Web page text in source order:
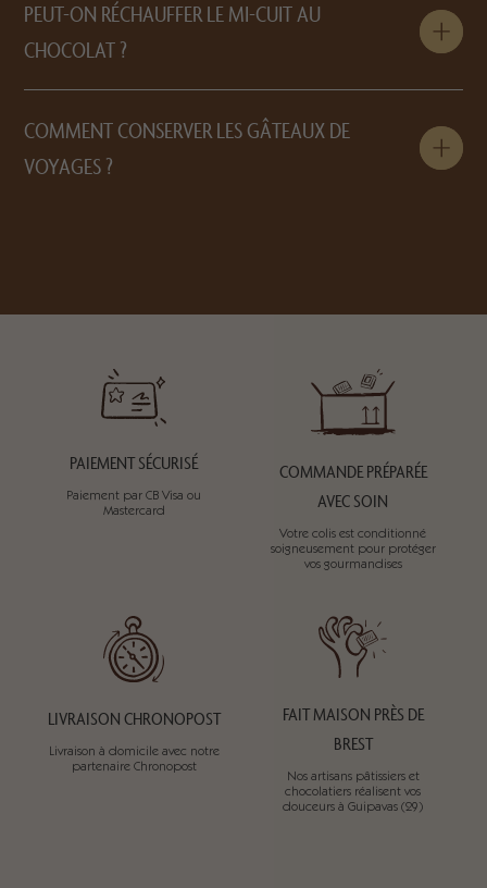
PEUT-ON RÉCHAUFFER LE MI-CUIT AU
CHOCOLAT ?
COMMENT CONSERVER LES GÂTEAUX DE
VOYAGES ?
PAIEMENT SÉCURISÉ
Paiement par CB Visa ou
Mastercard
COMMANDE PRÉPARÉE
AVEC SOIN
Votre colis est conditionné
soigneusement pour protéger
vos gourmandises
LIVRAISON CHRONOPOST
Livraison à domicile avec notre
partenaire Chronopost
FAIT MAISON PRÈS DE
BREST
Nos artisans pâtissiers et
chocolatiers réalisent vos
douceurs à Guipavas (29)